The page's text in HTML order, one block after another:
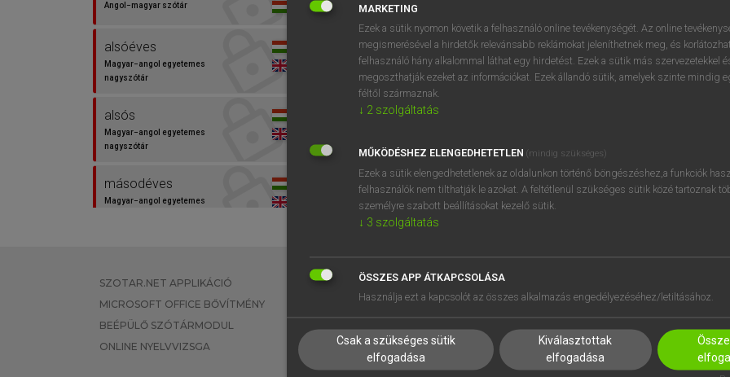
Angol−magyar szótár
alsóéves
Magyar−angol egyetemes
nagyszótár
alsós
Magyar−angol egyetemes
nagyszótár
másodéves
Magyar−angol egyetemes
önhitt
Magyar−angol egyetemes
nagyszótár
SZOTAR.NET APPLIKÁCIÓ
MICROSOFT OFFICE BŐVÍTMÉNY
BEÉPÜLŐ SZÓTÁRMODUL
ONLINE NYELVVIZSGA
EGYÉNI FELHASZNÁLÓKNAK
TANULÓKNAK
VÁLLALATI MEGOLDÁSOK
SÚGÓ
RÓLUNK
SÜTI BEÁLLÍTÁSOK
MARKETING
Ezek a sütik nyomon követik a felhasználó online tevékenységét. Az online
megismerésével a hirdetők relevánsabb reklámokat jeleníthetnek meg, és
felhasználó hány alkalommal láthat egy hirdetést. Ezek a sütik más szervezetekkel
megoszthatják ezeket az információkat. Ezek állandó sütik, amelyek szinte mindig
féltől származnak.
↓ 2 szolgáltatás
MŰKÖDÉSHEZ ELENGEDHETETLEN (mindig szükséges)
Ezek a sütik elengedhetetlenek az oldalunkon történő böngészéshez,a funkciók
felhasználók nem tilthatják le azokat. A feltétlenül szükséges sütik közé tartoznak
személyre szabott beállításokat kezelő sütik.
↓ 3 szolgáltatás
ÖSSZES APP ÁTKAPCSOLÁSA
Használja ezt a kapcsolót az összes alkalmazás engedélyezéséhez/letiltásához.
Csak a szükséges sütik
elfogadása
Kiválasztottak
elfogadása